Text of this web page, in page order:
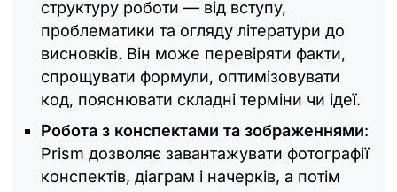
структуру роботи — від вступу,
проблематики та огляду літератури до
висновків. Він може перевіряти факти,
спрощувати формули, оптимізовувати
код, пояснювати складні терміни чи ідеї.
Робота з конспектами та зображеннями:
Prism дозволяє завантажувати фотографії
конспектів, діаграм і начерків, а потім